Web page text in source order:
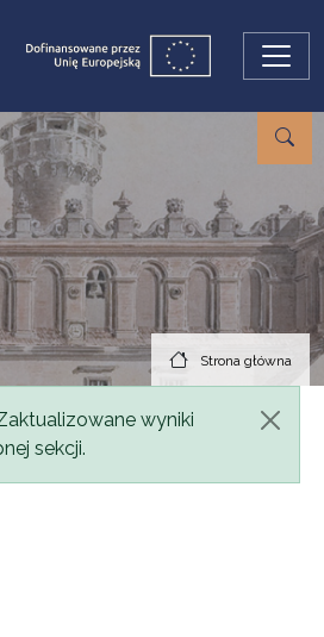
Strona główna
wyniki
sekcji.